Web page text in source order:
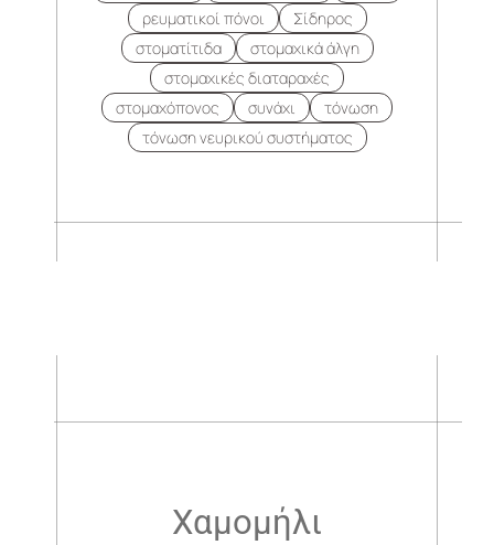
ρευματικοί πόνοι
Σίδηρος
στοματίτιδα
στομαχικά άλγη
στομαχικές διαταραχές
στομαχόπονος
συνάχι
τόνωση
τόνωση νευρικού συστήματος
.
Χαμομήλι